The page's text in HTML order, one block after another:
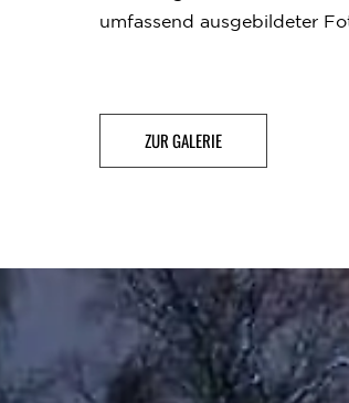
umfassend ausgebildeter
ZUR GALERIE